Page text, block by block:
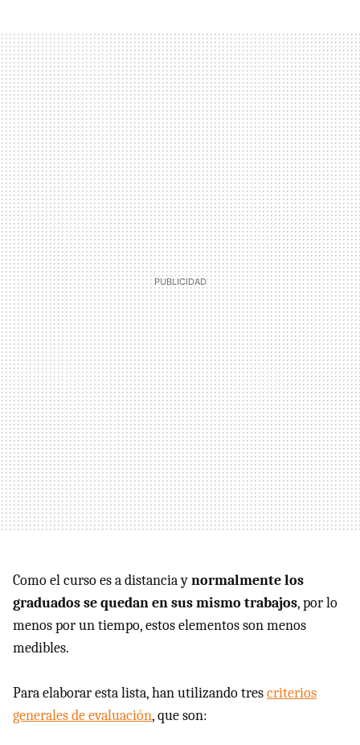
Como el curso es a distancia ynormalmente los
graduados se quedan en sus mismo trabajos, por lo
menos por un tiempo, estos elementos son menos
medibles.
Para elaborar esta lista, han utilizando trescriterios
generales de evaluación, que son: